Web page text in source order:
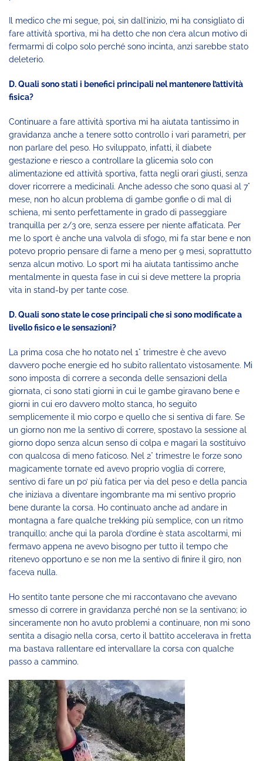
Il medico che mi segue, poi, sin dall’inizio, mi ha consigliato di
fare attività sportiva, mi ha detto che non c’era alcun motivo di
fermarmi di colpo solo perché sono incinta, anzi sarebbe stato
deleterio.
D. Quali sono stati i benefici principali nel mantenere l’attività
fisica?
Continuare a fare attività sportiva mi ha aiutata tantissimo in
gravidanza anche a tenere sotto controllo i vari parametri, per
non parlare del peso. Ho sviluppato, infatti, il diabete
gestazione e riesco a controllare la glicemia solo con
alimentazione ed attività sportiva, fatta negli orari giusti, senza
dover ricorrere a medicinali. Anche adesso che sono quasi al 7°
mese, non ho alcun problema di gambe gonfie o di mal di
schiena, mi sento perfettamente in grado di passeggiare
tranquilla per 2/3 ore, senza essere per niente affaticata. Per
me lo sport è anche una valvola di sfogo, mi fa star bene e non
potevo proprio pensare di farne a meno per 9 mesi, soprattutto
senza alcun motivo. Lo sport mi ha aiutata tantissimo anche
mentalmente in questa fase in cui si deve mettere la propria
vita in stand-by per tante cose.
D. Quali sono state le cose principali che si sono modificate a
livello fisico e le sensazioni?
La prima cosa che ho notato nel 1° trimestre è che avevo
davvero poche energie ed ho subito rallentato vistosamente. Mi
sono imposta di correre a seconda delle sensazioni della
giornata, ci sono stati giorni in cui le gambe giravano bene e
giorni in cui ero davvero molto stanca, ho seguito
semplicemente il mio corpo e quello che si sentiva di fare. Se
un giorno non me la sentivo di correre, spostavo la sessione al
giorno dopo senza alcun senso di colpa e magari la sostituivo
con qualcosa di meno faticoso. Nel 2° trimestre le forze sono
magicamente tornate ed avevo proprio voglia di correre,
sentivo di fare un po’ più fatica per via del peso e della pancia
che iniziava a diventare ingombrante ma mi sentivo proprio
bene durante la corsa. Ho continuato anche ad andare in
montagna a fare qualche trekking più semplice, con un ritmo
tranquillo; anche qui la parola d’ordine è stata ascoltarmi, mi
fermavo appena ne avevo bisogno per tutto il tempo che
ritenevo opportuno e se non me la sentivo di finire il giro, non
faceva nulla.
Ho sentito tante persone che mi raccontavano che avevano
smesso di correre in gravidanza perché non se la sentivano; io
sinceramente non ho avuto problemi a continuare, non mi sono
sentita a disagio nella corsa, certo il battito accelerava in fretta
ma bastava rallentare ed intervallare la corsa con qualche
passo a cammino.